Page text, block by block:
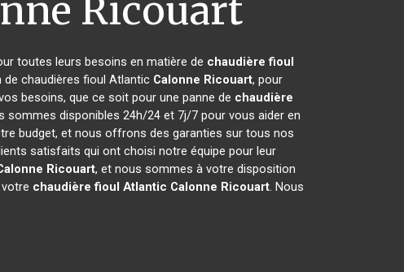
Ricouart
toutes leurs besoins en matière de chaudière fioul
de chaudières fioul Atlantic Calonne Ricouart, pour
besoins, que ce soit pour une panne de chaudière
disponibles 24h/24 et 7j/7 pour vous aider en
budget, et nous offrons des garanties sur tous nos
satisfaits qui ont choisi notre équipe pour leur
Ricouart, et nous sommes à votre disposition
chaudière fioul Atlantic Calonne Ricouart. Nous